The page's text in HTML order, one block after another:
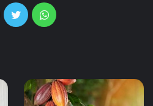
TwitterWhatsApp